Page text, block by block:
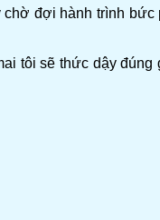
chờ đợi hành trình bức
tôi sẽ thức dậy